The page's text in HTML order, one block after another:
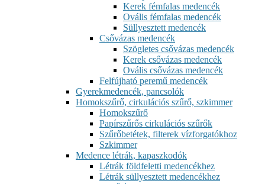
Kerek fémfalas medencék
Ovális fémfalas medencék
Süllyesztett medencék
Csővázas medencék
Szögletes csővázas medencék
Kerek csővázas medencék
Ovális csővázas medencék
Felfújható peremű medencék
Gyerekmedencék, pancsolók
Homokszűrő, cirkulációs szűrő, szkimmer
Homokszűrő
Papírszűrős cirkulációs szűrők
Szűrőbetétek, filterek vízforgatókhoz
Szkimmer
Medence létrák, kapaszkodók
Létrák földfeletti medencékhez
Létrák süllyesztett medencékhez